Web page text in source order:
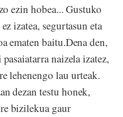
ezin hobea... Gustuko
izatea, segurtasun eta
ematen baitu.Dena den,
naizela izatez,
lehenengo lau urteak.
dezan testu honek,
bizilekua gaur